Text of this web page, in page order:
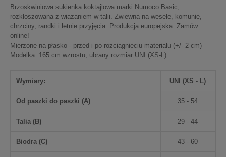
Brzoskwiniowa sukienka koktajlowa marki Numoco Basic,
rozkloszowana z wiązaniem w talii. Zwiewna na wesele, komunię,
chrzciny, randki i letnie przyjęcia. Produkcja europejska. Zamów
online!
Mierzone na płasko - przed i po rozciągnięciu materiału (+/- 2 cm)
Modelka: 165 cm wzrostu, ubrany rozmiar UNI (XS-L).
Wymiary: UNI (XS - L)
Od paszki do paszki (A) 35 - 54
Talia (B) 29 - 44
Biodra (C) 43 - 60